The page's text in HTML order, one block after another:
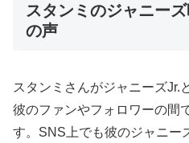
スタンミのジャニー
の声
スタンミさんがジャニーズJr.
彼のファンやフォロワーの間
す。SNS上でも彼のジャニー